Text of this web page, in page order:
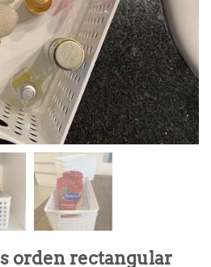
orden rectangular